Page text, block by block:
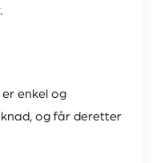
enkel og
og får deretter